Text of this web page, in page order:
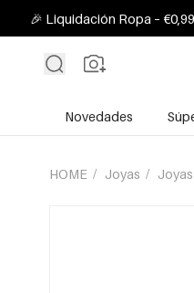
🎉 Liquidación Ropa –
Novedades
HOME / Joyas /